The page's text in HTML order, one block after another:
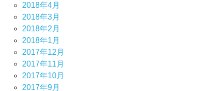
2018年4月
2018年3月
2018年2月
2018年1月
2017年12月
2017年11月
2017年10月
2017年9月